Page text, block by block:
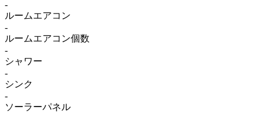
-
ルームエアコン
-
ルームエアコン個数
-
シャワー
-
シンク
-
ソーラーパネル